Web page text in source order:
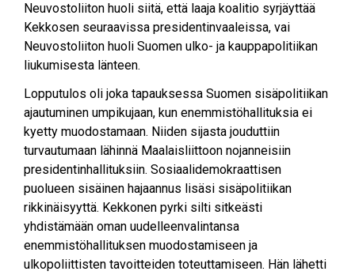
Neuvostoliiton huoli siitä, että laaja koalitio syrjäyttää
Kekkosen seuraavissa presidentinvaaleissa, vai
Neuvostoliiton huoli Suomen ulko- ja kauppapolitiikan
liukumisesta länteen.
Lopputulos oli joka tapauksessa Suomen sisäpolitiikan
ajautuminen umpikujaan, kun enemmistöhallituksia ei
kyetty muodostamaan. Niiden sijasta jouduttiin
turvautumaan lähinnä Maalaisliittoon nojanneisiin
presidentinhallituksiin. Sosiaalidemokraattisen
puolueen sisäinen hajaannus lisäsi sisäpolitiikan
rikkinäisyyttä. Kekkonen pyrki silti sitkeästi
yhdistämään oman uudelleenvalintansa
enemmistöhallituksen muodostamiseen ja
ulkopoliittisten tavoitteiden toteuttamiseen. Hän lähetti